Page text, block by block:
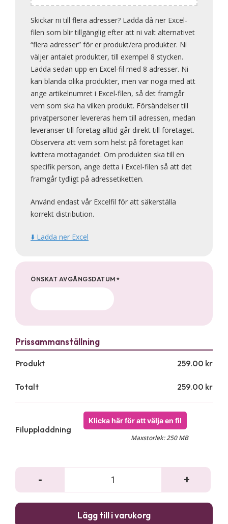
Skickar ni till flera adresser? Ladda då ner Excel-
filen som blir tillgänglig efter att ni valt alternativet
“flera adresser” för er produkt/era produkter. Ni
väljer antalet produkter, till exempel 8 stycken.
Ladda sedan upp en Excel-fil med 8 adresser. Ni
kan blanda olika produkter, men var noga med att
ange artikelnumret i Excel-filen, så det framgår
vem som ska ha vilken produkt. Försändelser till
privatpersoner levereras hem till adressen, medan
leveranser till företag alltid går direkt till företaget.
Observera att vem som helst på företaget kan
kvittera mottagandet. Om produkten ska till en
specifik person, ange detta i Excel-filen så att det
framgår tydligt på adressetiketten.
Använd endast vår Excelfil för att säkerställa
korrekt distribution.
⬇️ Ladda ner Excel
ÖNSKAT AVGÅNGSDATUM *
Produkt 259.00 kr
Totalt 259.00 kr
Filuppladdning
Klicka här för att välja en fil
Maxstorlek: 250 MB
-
röd
+
Lägg till i varukorg